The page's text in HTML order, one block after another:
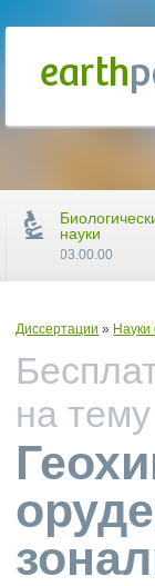
Диссертации » Науки
на тему
науки
03.00.00